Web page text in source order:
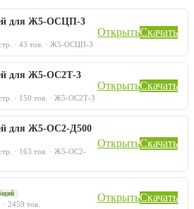
для Ж5-ОСЦП-3
· 43 тов. · Ж5-ОСЦП-3
ОткрытьСкачать
для Ж5-ОС2Т-3
· 150 тов. · Ж5-ОС2Т-3
ОткрытьСкачать
для Ж5-ОС2-Д500
· 163 тов. · Ж5-ОС2-
ОткрытьСкачать
2459 тов.
ОткрытьСкачать